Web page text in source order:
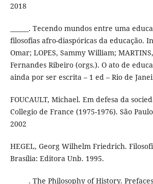
2018
______. Tecendo mundos entre uma
filosofias afro-diaspóricas da educação.
Omar; LOPES, Sammy William;
Fernandes Ribeiro (orgs.). O ato de
ainda por ser escrita – 1 ed – Rio de
FOUCAULT, Michael. Em defesa da
Collegio de France (1975-1976). São
2002
HEGEL, Georg Wilhelm Friedrich.
Brasília: Editora Unb. 1995.
______. The Philosophy of History.